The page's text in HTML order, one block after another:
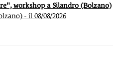
workshop a Silandro (Bolzano)
- il 08/08/2026